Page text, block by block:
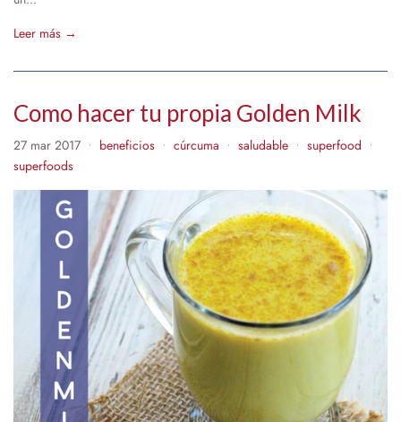
Leer más →
Como hacer tu propia Golden Milk
27 mar 2017 • beneficios • cúrcuma • saludable • superfood •
superfoods